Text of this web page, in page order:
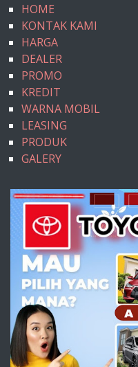
HOME
KONTAK KAMI
HARGA
DEALER
PROMO
KREDIT
WARNA MOBIL
LEASING
PRODUK
GALERY